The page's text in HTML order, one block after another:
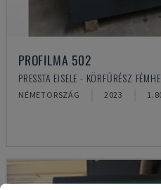
PROFILMA 502
PRESSTA EISELE - KÖRFŰRÉSZ
NÉMETORSZÁG 2023